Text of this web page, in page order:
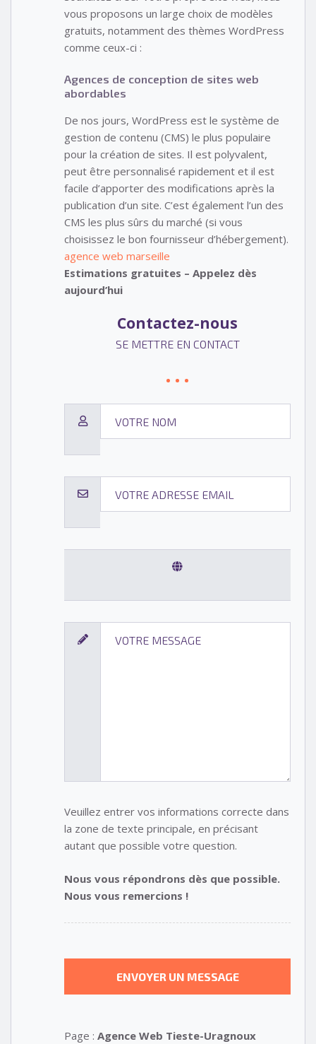
vous proposons un large choix de modèles
gratuits, notamment des thèmes WordPress
comme ceux-ci :
Agences de conception de sites web
abordables
De nos jours, WordPress est le système de
gestion de contenu (CMS) le plus populaire
pour la création de sites. Il est polyvalent,
peut être personnalisé rapidement et il est
facile d’apporter des modifications après la
publication d’un site. C’est également l’un des
CMS les plus sûrs du marché (si vous
choisissez le bon fournisseur d’hébergement).
agence web marseille
Estimations gratuites – Appelez dès
aujourd’hui
Contactez-nous
SE METTRE EN CONTACT
Veuillez entrer vos informations correcte dans
la zone de texte principale, en précisant
autant que possible votre question.
Nous vous répondrons dès que possible.
Nous vous remercions !
Page : Agence Web Tieste-Uragnoux